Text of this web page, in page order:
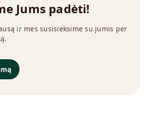
Jums padėti!
ir mes susisieksime su jumis per